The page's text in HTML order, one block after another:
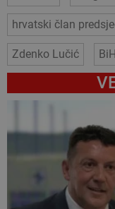
hrvatski član
Zdenko Lučić